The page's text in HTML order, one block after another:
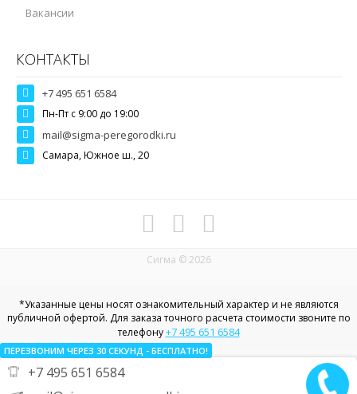
Вакансии
КОНТАКТЫ
+7 495 651 6584
Пн-Пт c 9:00 до 19:00
mail@sigma-peregorodki.ru
Самара, Южное ш., 20
Сигма © 2026
*Указанные цены носят ознакомительный характер и не являются
публичной офертой. Для заказа точного расчета стоимости звоните по
телефону+7 495 651 6584
ПЕРЕЗВОНИМ ЧЕРЕЗ 30 СЕКУНД - БЕСПЛАТНО!
+7 495 651 6584
Политика конфиденциальности в отношении пользовательских
данных